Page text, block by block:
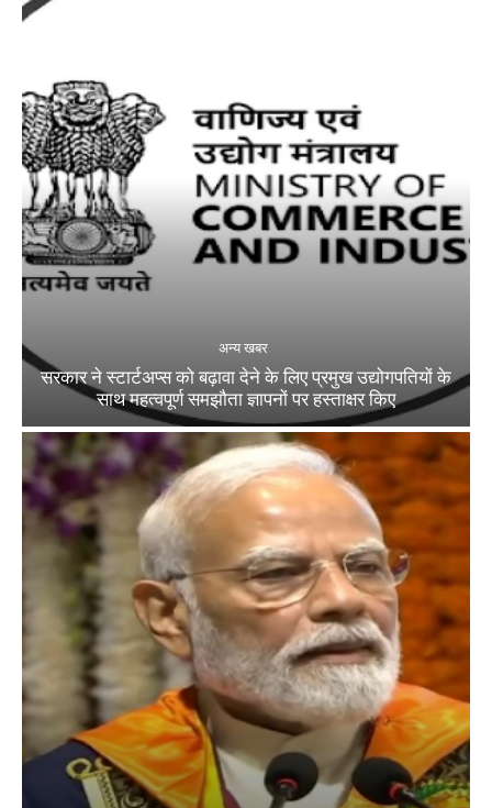
अन्य खबर
सरकार ने स्टार्टअप्‍स को बढ़ावा देने के लिए प्रमुख उद्योगपतियों के
साथ महत्‍वपूर्ण समझौता ज्ञापनों पर हस्‍ताक्षर किए